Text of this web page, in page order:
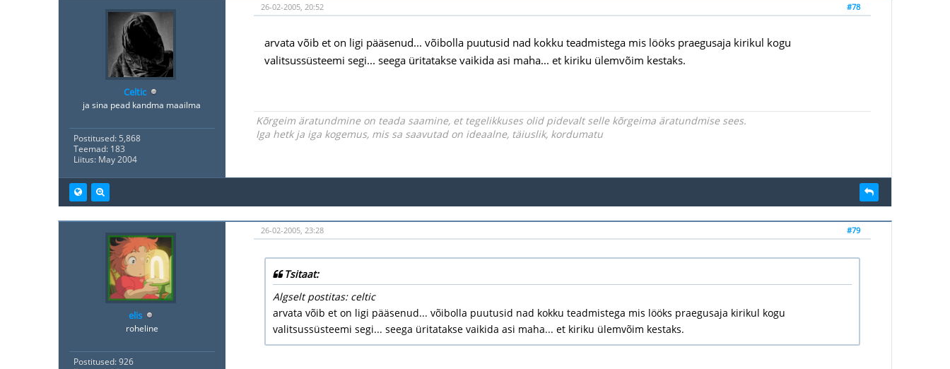
Celtic
ja sina pead kandma maailma
Postitused: 5,868
Teemad: 183
Liitus: May 2004
#78
26-02-2005, 20:52
arvata võib et on ligi pääsenud... võibolla puutusid nad kokku teadmistega mis lööks praegusaja kirikul kogu
valitsussüsteemi segi... seega üritatakse vaikida asi maha... et kiriku ülemvõim kestaks.
Kõrgeim äratundmine on teada saamine, et tegelikkuses olid pidevalt selle kõrgeima äratundmise sees.
Iga hetk ja iga kogemus, mis sa saavutad on ideaalne, täiuslik, kordumatu
elis
roheline
Postitused: 926
#79
26-02-2005, 23:28
Tsitaat:
Algselt postitas: celtic
arvata võib et on ligi pääsenud... võibolla puutusid nad kokku teadmistega mis lööks praegusaja kirikul kogu
valitsussüsteemi segi... seega üritatakse vaikida asi maha... et kiriku ülemvõim kestaks.